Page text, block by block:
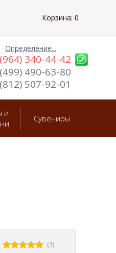
Определение...
340-44-42
490-63-80
507-92-01
и
Сувениры
(1)
Корзина: 0